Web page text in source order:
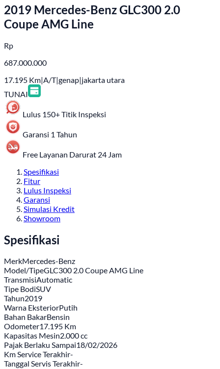
2019 Mercedes-Benz GLC300 2.0
Coupe AMG Line
Rp
687.000.000
17.195 Km|A/T|genap|jakarta utara
TUNAI
Lulus 150+ Titik Inspeksi
Garansi 1 Tahun
Free Layanan Darurat 24 Jam
Spesifikasi
Fitur
Lulus Inspeksi
Garansi
Simulasi Kredit
Showroom
Spesifikasi
MerkMercedes-Benz
Model/TipeGLC300 2.0 Coupe AMG Line
TransmisiAutomatic
Tipe BodiSUV
Tahun2019
Warna EksteriorPutih
Bahan BakarBensin
Odometer17.195 Km
Kapasitas Mesin2.000 cc
Pajak Berlaku Sampai18/02/2026
Km Service Terakhir-
Tanggal Servis Terakhir-